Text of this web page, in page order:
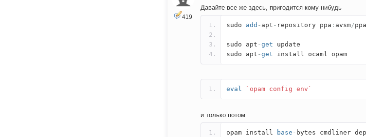
419
Давайте все же здесь, пригодится кому-нибудь
sudo add - apt - repository ppa : avsm/ppa
sudo apt -get update
sudo apt -get install ocaml opam
eval `opam config env`
и только потом
opam install base - bytes cmdliner